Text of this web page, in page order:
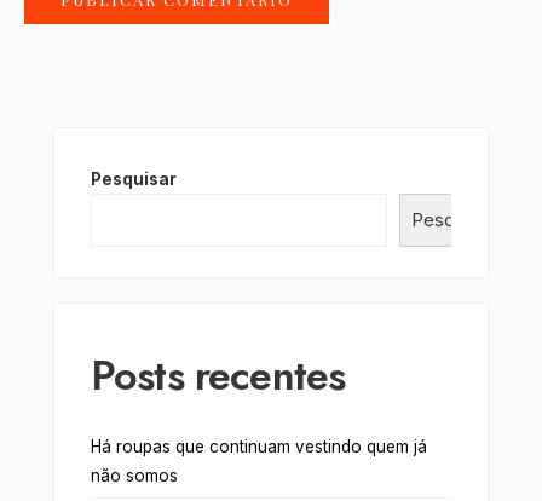
Pesquisar
Pesquisar
Posts recentes
Há roupas que continuam vestindo quem já
não somos